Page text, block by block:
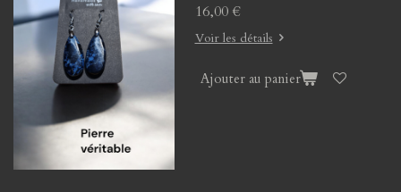
16,00 €
Voir les détails
Ajouter au panier